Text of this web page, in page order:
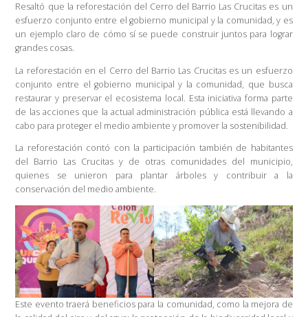
Resaltó que la reforestación del Cerro del Barrio Las Crucitas es un
esfuerzo conjunto entre el gobierno municipal y la comunidad, y es
un ejemplo claro de cómo sí se puede construir juntos para lograr
grandes cosas.
La reforestación en el Cerro del Barrio Las Crucitas es un esfuerzo
conjunto entre el gobierno municipal y la comunidad, que busca
restaurar y preservar el ecosistema local. Esta iniciativa forma parte
de las acciones que la actual administración pública está llevando a
cabo para proteger el medio ambiente y promover la sostenibilidad.
La reforestación contó con la participación también de habitantes
del Barrio Las Crucitas y de otras comunidades del municipio,
quienes se unieron para plantar árboles y contribuir a la
conservación del medio ambiente.
Este evento traerá beneficios para la comunidad, como la mejora de